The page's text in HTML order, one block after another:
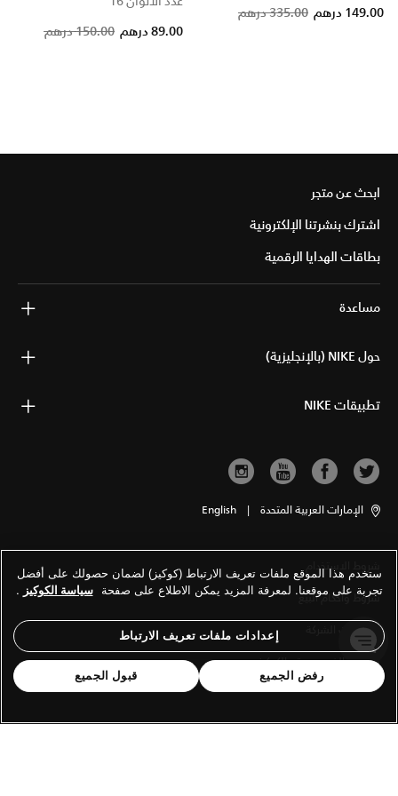
Price reduced from
335.00 درهم to 149.00 درهم
Price reduced from
150.00 درهم to 89.00 درهم
ابحث عن متجر
اشترك بنشرتنا الإلكترونية
بطاقات الهدايا الرقمية
مساعدة
حول NIKE (بالإنجليزية)
تطبيقات NIKE
الإمارات العربية المتحدة |
English
شروط الاستخدام
شروط وأحكام البيع
معلومات الشركة
سياسة الخصوصية والكوكيز
ستخدم هذا الموقع ملفات تعريف الارتباط (كوكيز) لضمان حصولك على أفضل
تجربة على موقعنا. لمعرفة المزيد يمكن الاطلاع على صفحة سياسة الكوكيز .
إعدادات ملفات تعريف الارتباط
رفض الجميع قبول الجميع